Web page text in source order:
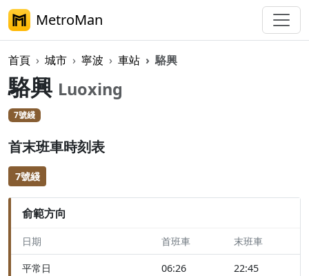
MetroMan
首頁 城市 寧波 車站 駱興
駱興 Luoxing
7號綫
首末班車時刻表
7號綫
俞範方向
日期 首班車 末班車
平常日 06:26 22:45